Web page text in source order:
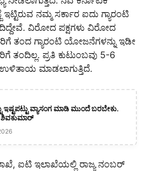
ನಮ್ಮ ಸರ್ಕಾರ ಐದು ಗ್ಯಾರಂಟಿ
ವಿರೋದ ಪಕ್ಷಗಳು ವಿರೋದ
ತಂದ ಗ್ಯಾರಂಟಿ ಯೋಜನೆಗಳನ್ನು ಇಡೀ
ತಂದಿಲ್ಲ. ಪ್ರತಿ ಕುಟುಂಬವು 5-6
ಉಳಿತಾಯ ಮಾಡಲಾಗುತ್ತಿದೆ‌.
ಇಷ್ಟಪಟ್ಟು ವ್ಯಾಸಂಗ ಮಾಡಿ ಮುಂದೆ ಬರಬೇಕು.
ಶಿವಕುಮಾರ್
ಐಟಿ ಇಲಾಖೆಯಲ್ಲಿ ರಾಜ್ಯ ನಂಬರ್